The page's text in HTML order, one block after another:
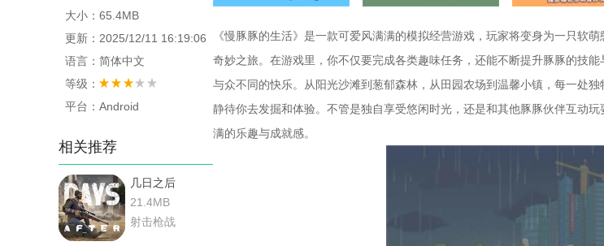
大小：65.4MB
更新：2025/12/11 16:19:06
语言：简体中文
等级：
平台：Android
相关推荐
几日之后
21.4MB
射击枪战
《慢豚豚的生活》是一款可爱风满满的模拟经营游戏，玩家将变身为一只软
奇妙之旅。在游戏里，你不仅要完成各类趣味任务，还能不断提升豚豚的技
与众不同的快乐。从阳光沙滩到葱郁森林，从田园农场到温馨小镇，每一处独
静待你去发掘和体验。不管是独自享受悠闲时光，还是和其他豚豚伙伴互动
满的乐趣与成就感。